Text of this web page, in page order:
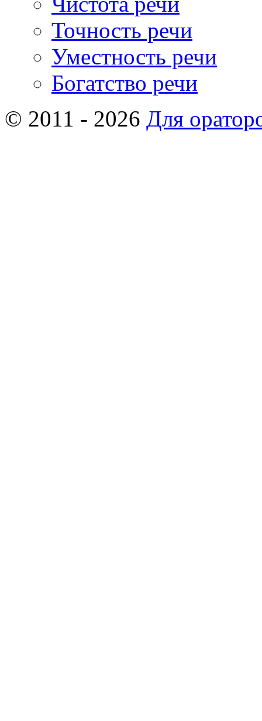
Точность речи
Уместность речи
Богатство речи
© 2011 - 2026 Для